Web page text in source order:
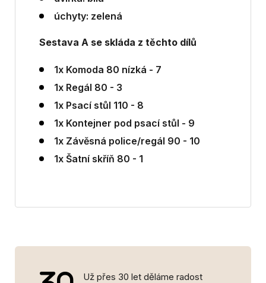
úchyty: zelená
Sestava A se skláda z těchto dílů
1x Komoda 80 nízká - 7
1x Regál 80 - 3
1x Psací stůl 110 - 8
1x Kontejner pod psací stůl - 9
1x Závěsná police/regál 90 - 10
1x Šatní skříň 80 - 1
Už přes 30 let děláme radost